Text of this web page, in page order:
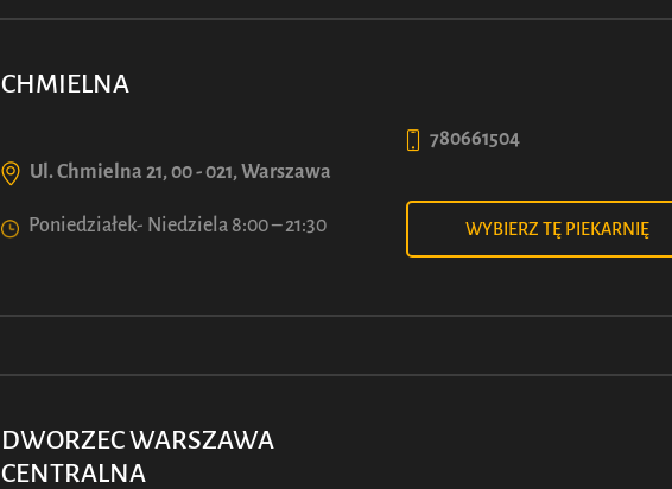
690
Z ł
CHMIELNA
Ul. Chmielna 21, 00 - 021, Warszawa
Poniedziałek- Niedziela 8:00 – 21:30
780661504
WYBIERZ TĘ PIEKARNIĘ
DWORZEC WARSZAWA
CENTRALNA